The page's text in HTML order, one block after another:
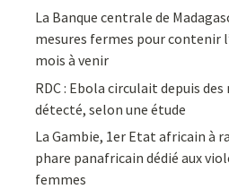
La Banque centrale de
mesures fermes pour contenir
mois à venir
RDC : Ebola circulait depuis
détecté, selon une étude
La Gambie, 1er Etat africain à
phare panafricain dédié aux
femmes